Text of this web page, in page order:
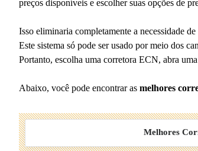
preços disponíveis e escolher suas opções de
Isso eliminaria completamente a necessidade
Este sistema só pode ser usado por meio dos
Portanto, escolha uma corretora ECN, abra
Abaixo, você pode encontrar as melhores
Melhores